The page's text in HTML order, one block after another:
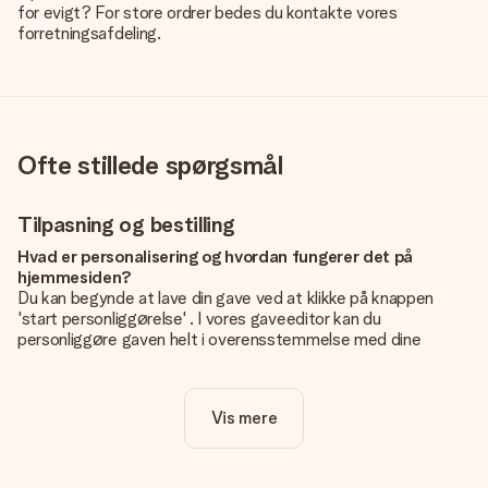
for evigt? For store ordrer bedes du kontakte vores
forretningsafdeling.
Ofte stillede spørgsmål
Tilpasning og bestilling
Hvad er personalisering og hvordan fungerer det på
hjemmesiden?
Du kan begynde at lave din gave ved at klikke på knappen
'start personliggørelse' . I vores gaveeditor kan du
personliggøre gaven helt i overensstemmelse med dine
Er personalisering inkluderet i prisen?
Prisen der vises på hjemmesiden omfatter personliggørelse
Vis mere